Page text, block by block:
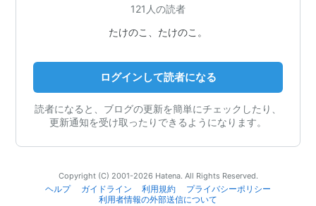
121人の読者
たけのこ、たけのこ。
ログインして読者になる
読者になると、ブログの更新を簡単にチェックしたり、
更新通知を受け取ったりできるようになります。
Copyright (C) 2001-2026 Hatena. All Rights Reserved.
ヘルプ
ガイドライン 利用規約
プライバシーポリシー
利用者情報の外部送信について